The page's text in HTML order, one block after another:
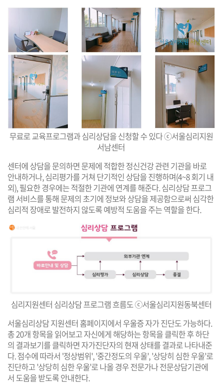
무료로 교육프로그램과 심리상담을 신청할 수 있다 ⓒ서울심리지원
서남센터
센터에 상담을 문의하면 문제에 적합한 정신건강 관련 기관을 바로
안내하거나, 심리평가를 거쳐 단기적인 상담을 진행하며(4~8 회기 내
외), 필요한 경우에는 적절한 기관에 연계를 해준다. 심리상담 프로그
램 서비스를 통해 문제의 초기에 정보와 상담을 제공함으로써 심각한
심리적 장애로 발전하지 않도록 예방적 도움을 주는 역할을 한다.
심리지원센터 심리상담 프로그램 흐름도 ⓒ서울심리지원동북센터
서울심리상담 지원센터 홈페이지에서 우울증 자가 진단도 가능하다.
총 20개 항목을 읽어보고 자신에게 해당하는 항목을 클릭한 후 하단
의 결과보기를 클릭하면 자가진단자의 현재 상태를 결과로 나타내준
다. 점수에 따라서 '정상범위', '중간정도의 우울', '상당히 심한 우울'로
진단하고 '상당히 심한 우울'로 나올 경우 전문가나 전문상담기관에
서 도움을 받도록 안내한다.